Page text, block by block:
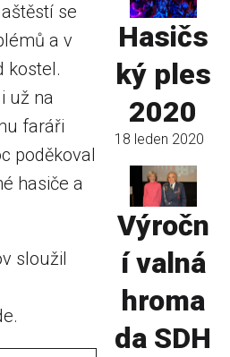
se
a v
kostel.
už na
faráři
poděkoval
hasiče a
sloužil
Hasičs
ký ples
2020
18 leden 2020
Výročn
í valná
hroma
da SDH